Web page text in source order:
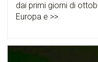
dai primi giorni di
Europa e >>